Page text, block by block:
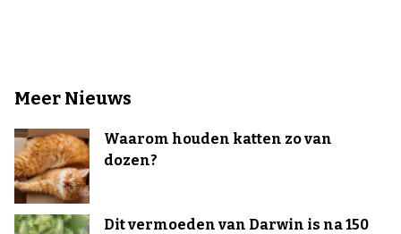
Meer Nieuws
Waarom houden katten zo van
dozen?
Dit vermoeden van Darwin is na 150